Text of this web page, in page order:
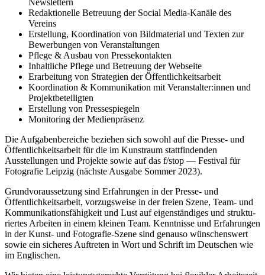
Redaktionelle Betreuung der Social Media-Kanäle des
Vereins
Erstellung, Koordination von Bildmaterial und Texten zur
Bewerbungen von Veranstaltungen
Pflege & Ausbau von Pressekontakten
Inhaltliche Pflege und Betreuung der Webseite
Erarbeitung von Strategien der Öffentlichkeitsarbeit
Koordination & Kommunikation mit Veranstalter:innen und
Projektbeteiligten
Erstellung von Pressespiegeln
Monitoring der Medienpräsenz
Die Aufgabenbereiche bezie­hen sich sowohl auf die Presse- und
Öffentlichkeitsarbeit für die im Kunstraum statt­fin­den­den
Ausstellungen und Projekte sowie auf das f/stop — Festival für
Fotografie Leipzig (nächs­te Ausgabe Sommer 2023).
Grundvoraussetzung sind Erfahrungen in der Presse- und
Öffentlichkeitsarbeit, vor­zugs­wei­se in der frei­en Szene, Team- und
Kommunikationsfähigkeit und Lust auf eigen­stän­di­ges und struk­tu­
rier­tes Arbeiten in einem klei­nen Team. Kenntnisse und Erfahrungen
in der Kunst- und Fotografie-Szene sind genau­so wün­schens­wert
sowie ein siche­res Auftreten in Wort und Schrift im Deutschen wie
im Englischen.